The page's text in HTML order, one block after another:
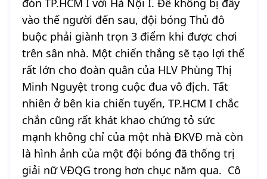
đón TP.HCM I với Hà Nội I. Để không bị đẩy
vào thế người đến sau, đội bóng Thủ đô
buộc phải giành trọn 3 điểm khi được chơi
trên sân nhà. Một chiến thắng sẽ tạo lợi thế
rất lớn cho đoàn quân của HLV Phùng Thị
Minh Nguyệt trong cuộc đua vô địch. Tất
nhiên ở bên kia chiến tuyến, TP.HCM I chắc
chắn cũng rất khát khao chứng tỏ sức
mạnh không chỉ của một nhà ĐKVĐ mà còn
là hình ảnh của một đội bóng đã thống trị
giải nữ VĐQG trong hơn chục năm qua. Cô